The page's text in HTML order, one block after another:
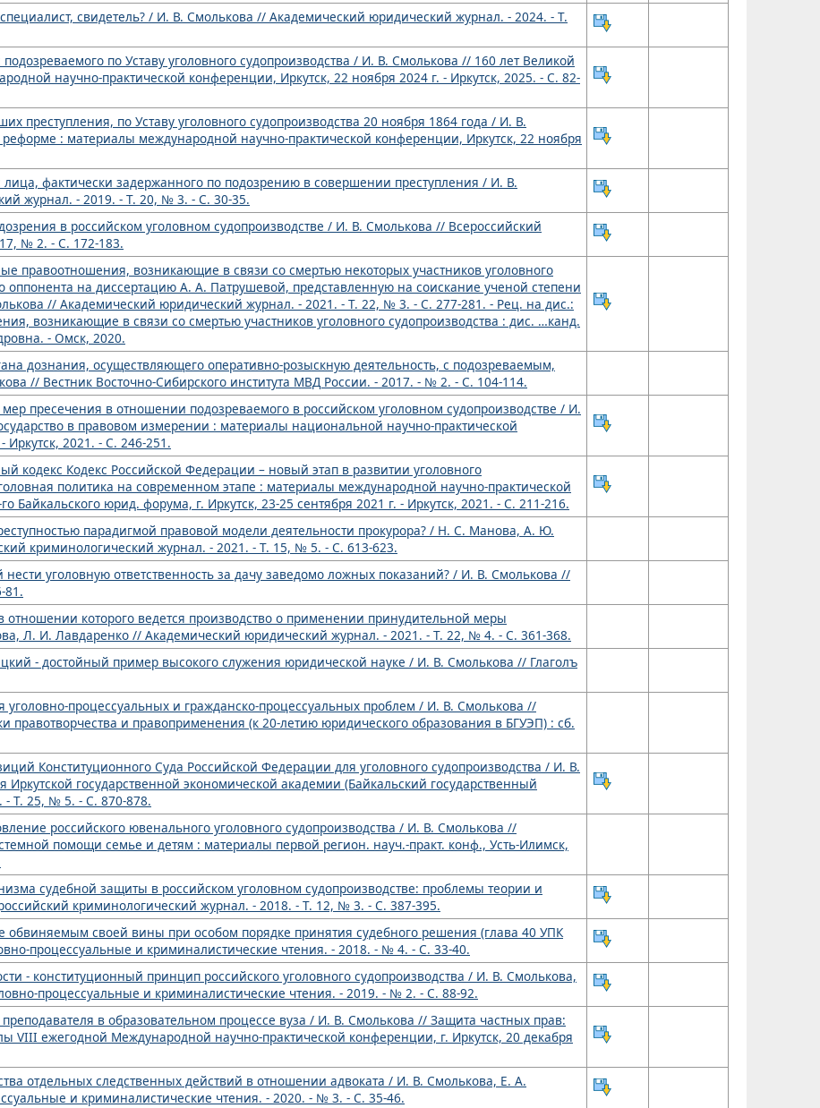
свидетель? / И. В. Смолькова // Академический юридический журнал. - 2024. - Т.
по Уставу уголовного судопроизводства / И. В. Смолькова // 160 лет Великой
научно-практической конференции, Иркутск, 22 ноября 2024 г. - Иркутск, 2025. - С. 82-
преступления, по Уставу уголовного судопроизводства 20 ноября 1864 года / И. В.
: материалы международной научно-практической конференции, Иркутск, 22 ноября
фактически задержанного по подозрению в совершении преступления / И. В.
журнал. - 2019. - Т. 20, № 3. - С. 30-35.
в российском уголовном судопроизводстве / И. В. Смолькова // Всероссийский
№ 2. - С. 172-183.
правоотношения, возникающие в связи со смертью некоторых участников уголовного
оппонента на диссертацию А. А. Патрушевой, представленную на соискание ученой степени
// Академический юридический журнал. - 2021. - Т. 22, № 3. - С. 277-281. - Рец. на дис.:
возникающие в связи со смертью участников уголовного судопроизводства : дис. …канд.
- Омск, 2020.
дознания, осуществляющего оперативно-розыскную деятельность, с подозреваемым,
// Вестник Восточно-Сибирского института МВД России. - 2017. - № 2. - С. 104-114.
пресечения в отношении подозреваемого в российском уголовном судопроизводстве / И.
в правовом измерении : материалы национальной научно-практической
Иркутск, 2021. - С. 246-251.
кодекс Кодекс Российской Федерации – новый этап в развитии уголовного
политика на современном этапе : материалы международной научно-практической
Байкальского юрид. форума, г. Иркутск, 23-25 сентября 2021 г. - Иркутск, 2021. - С. 211-216.
парадигмой правовой модели деятельности прокурора? / Н. С. Манова, А. Ю.
криминологический журнал. - 2021. - Т. 15, № 5. - С. 613-623.
уголовную ответственность за дачу заведомо ложных показаний? / И. В. Смолькова //
81.
отношении которого ведется производство о применении принудительной меры
Л. И. Лавдаренко // Академический юридический журнал. - 2021. - Т. 22, № 4. - С. 361-368.
- достойный пример высокого служения юридической науке / И. В. Смолькова // Глаголъ
процессуальных и гражданско-процессуальных проблем / И. В. Смолькова //
правотворчества и правоприменения (к 20-летию юридического образования в БГУЭП) : сб.
Конституционного Суда Российской Федерации для уголовного судопроизводства / И. В.
государственной экономической академии (Байкальский государственный
- Т. 25, № 5. - С. 870-878.
российского ювенального уголовного судопроизводства / И. В. Смолькова //
помощи семье и детям : материалы первой регион. науч.-практ. конф., Усть-Илимск,
судебной защиты в российском уголовном судопроизводстве: проблемы теории и
криминологический журнал. - 2018. - Т. 12, № 3. - С. 387-395.
обвиняемым своей вины при особом порядке принятия судебного решения (глава 40 УПК
процессуальные и криминалистические чтения. - 2018. - № 4. - С. 33-40.
- конституционный принцип российского уголовного судопроизводства / И. В. Смолькова,
процессуальные и криминалистические чтения. - 2019. - № 2. - С. 88-92.
в образовательном процессе вуза / И. В. Смолькова // Защита частных прав:
VIII ежегодной Международной научно-практической конференции, г. Иркутск, 20 декабря
отдельных следственных действий в отношении адвоката / И. В. Смолькова, Е. А.
и криминалистические чтения. - 2020. - № 3. - С. 35-46.